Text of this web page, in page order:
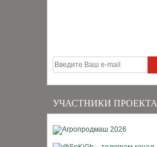
УЧАСТНИКИ ПРОЕКТА